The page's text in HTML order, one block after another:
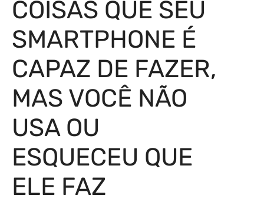
COISAS QUE SEU
SMARTPHONE É
CAPAZ DE FAZER,
MAS VOCÊ NÃO
USA OU
ESQUECEU QUE
ELE FAZ